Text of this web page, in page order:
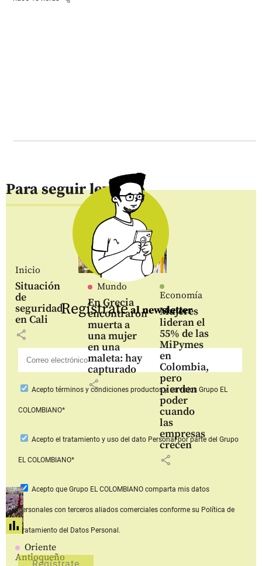
Para seguir leyendo
Inicio
Situación
de
seguridad
en Cali
share
Mundo
En Grecia
encontraron
muerta a
una mujer
en una
maleta: hay
capturado
share
Economía
Mujeres
lideran el
55% de las
MiPymes
en
Colombia,
pero
pierden
poder
cuando
las
empresas
crecen
share
Oriente
Antioqueño
Regístrateal newsletter
Aceptotérminos y condiciones productos y serviciosGrupo EL
COLOMBIANO*
Acepto el tratamiento y uso del dato Personalpor parte del Grupo
EL COLOMBIANO*
Acepto que Grupo EL COLOMBIANOcomparta mis datos
personales con terceros aliados comerciales conforme su Política de
Tratamiento del Datos Personal.